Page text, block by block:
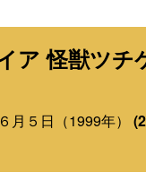
ア 怪獣ツチ
月５日（1999年）